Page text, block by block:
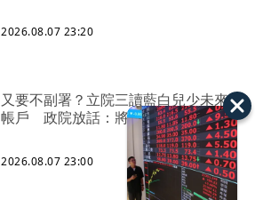
2026.08.07 23:20
又要不副署？立院三讀藍白兒少未來
帳戶 政院放話：將採必要憲政作為
2026.08.07 23:00